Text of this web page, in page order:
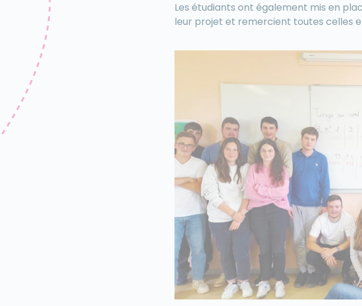
Les étudiants ont également mis en
leur projet et remercient toutes celles